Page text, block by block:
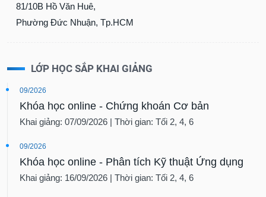
81/10B Hồ Văn Huê,
Phường Đức Nhuận, Tp.HCM
LỚP HỌC SẮP KHAI GIẢNG
09/2026
Khóa học online - Chứng khoán Cơ bản
Khai giảng: 07/09/2026 | Thời gian: Tối 2, 4, 6
09/2026
Khóa học online - Phân tích Kỹ thuật Ứng dụng
Khai giảng: 16/09/2026 | Thời gian: Tối 2, 4, 6